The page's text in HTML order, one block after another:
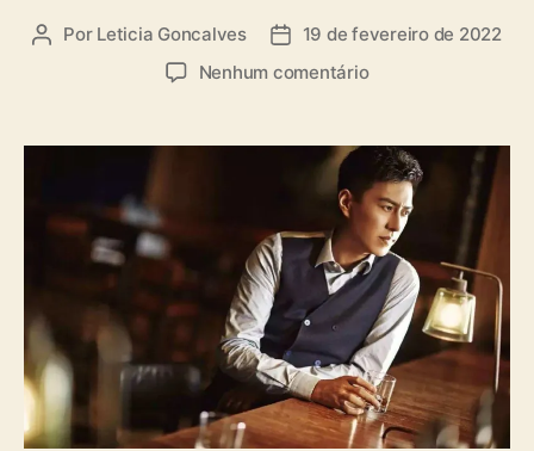
a
s
A
r
p
Por Leticia Goncalves
D
d
b
l
c
a
ç
ã
o
19 de fevereiro de 2022
Nenhum comentárioe
t
o
r
J
i
n
D
o
n
g
f
o